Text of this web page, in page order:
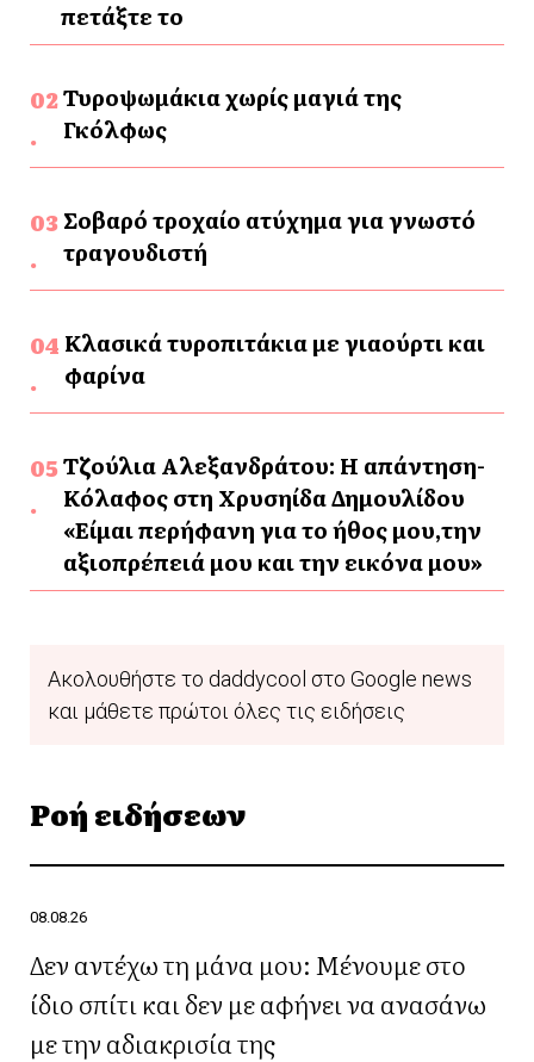
πετάξτε το
Τυροψωμάκια χωρίς μαγιά της
Γκόλφως
Σοβαρό τροχαίο ατύχημα για γνωστό
τραγουδιστή
Κλασικά τυροπιτάκια με γιαούρτι και
φαρίνα
Τζούλια Αλεξανδράτου: Η απάντηση-
Κόλαφος στη Χρυσηίδα Δημουλίδου
«Είμαι περήφανη για το ήθος μου,την
αξιοπρέπειά μου και την εικόνα μου»
Ακολουθήστε το daddycool στο Google news
και μάθετε πρώτοι όλες τις ειδήσεις
Ροή ειδήσεων
08.08.26
Δεν αντέχω τη μάνα μου: Μένουμε στο
ίδιο σπίτι και δεν με αφήνει να ανασάνω
με την αδιακρισία της